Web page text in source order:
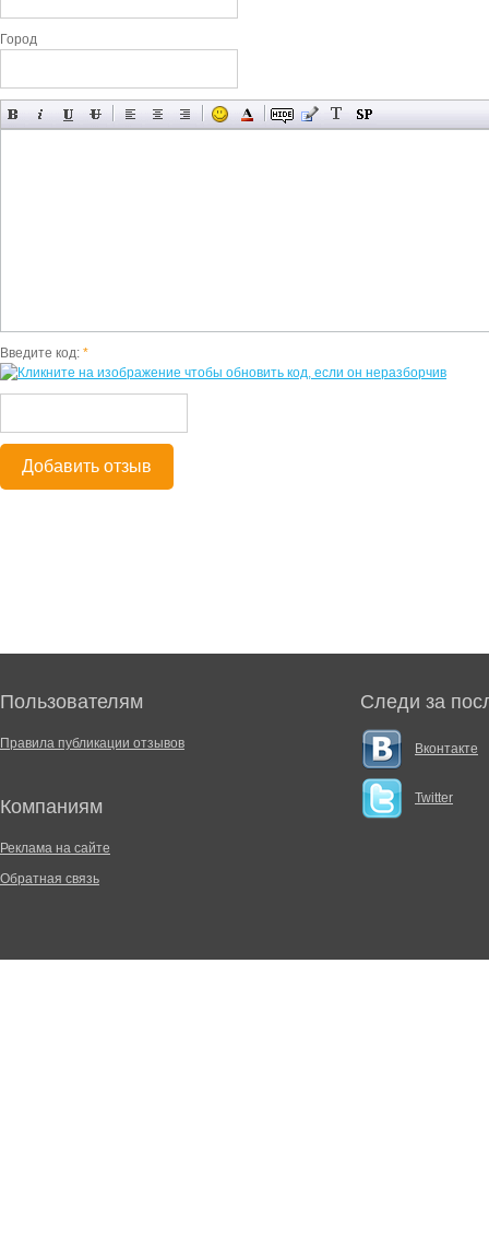
Город
Введите код: *
Добавить отзыв
Пользователям
Правила публикации отзывов
Компаниям
Реклама на сайте
Обратная связь
Следи за
Вконтакте
Twitter